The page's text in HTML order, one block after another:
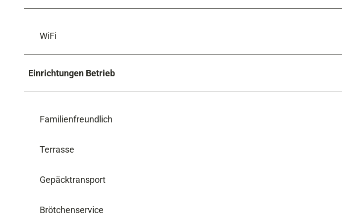
WiFi
Einrichtungen Betrieb
Familienfreundlich
Terrasse
Gepäcktransport
Brötchenservice